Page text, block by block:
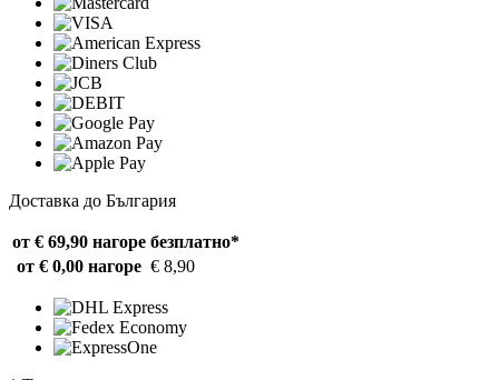
Доставка до България
от € 69,90 нагоре безплатно*
от € 0,00 нагоре € 8,90